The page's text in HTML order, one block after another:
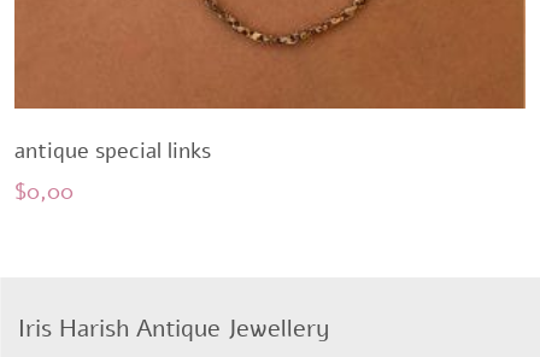
antique special links
$0,00
Iris Harish Antique Jewellery